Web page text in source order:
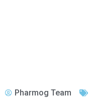
Pharmog Team